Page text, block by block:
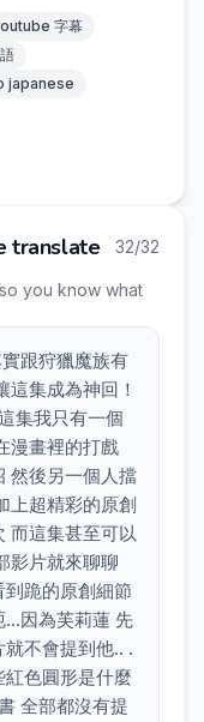
字幕
japanese
translate 32/32
you know what
跟狩獵魔族有
集成為神回！
集我只有一個
漫畫裡的打戲
然後另一個人擋
上超精彩的原創
而這集甚至可以
影片就來聊聊
跪的原創細節
因為芙莉蓮 先
不會提到他.. .
色圓形是什麼
全部都沒有提